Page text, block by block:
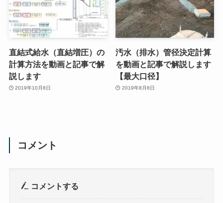
直結式給水（直結増圧）の
計算方法を動画と記事で解
説します
2019年10月8日
汚水（排水）管径決定計算
を動画と記事で解説します
【最大口径】
2019年8月8日
コメント
コメントする